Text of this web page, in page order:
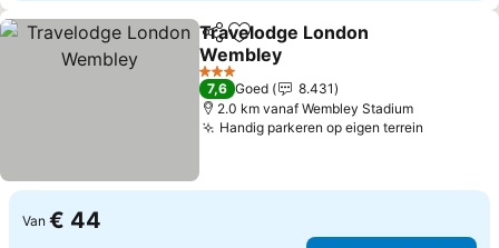
DelenToevoegen aan favorieten
Travelodge London
Wembley
Prijzen bekijken
3 Sterren
7,6 Goed
8.431
2.0 km vanaf Wembley Stadium
Handig parkeren op eigen terrein
Van € 44